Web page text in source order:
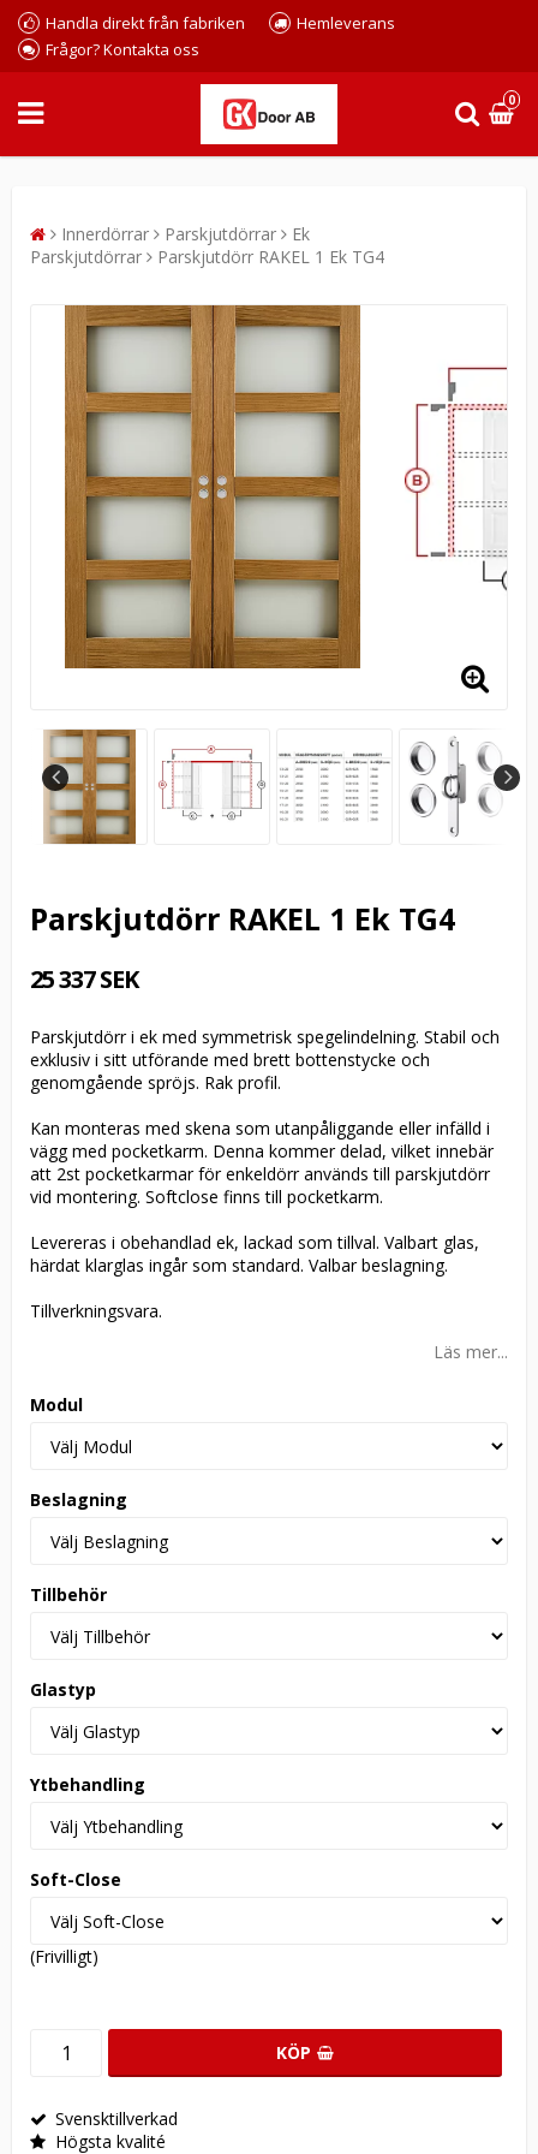
Handla direkt från fabriken
Hemleverans
Frågor? Kontakta oss
0
Innerdörrar Parskjutdörrar
Ek
Parskjutdörrar
Parskjutdörr RAKEL 1 Ek TG4
Parskjutdörr RAKEL 1 Ek TG4
25 337 SEK
Parskjutdörr i ek med symmetrisk spegelindelning. Stabil och
exklusiv i sitt utförande med brett bottenstycke och
genomgående spröjs. Rak profil.
Kan monteras med skena som utanpåliggande eller infälld i
vägg med pocketkarm. Denna kommer delad, vilket innebär
att 2st pocketkarmar för enkeldörr används till parskjutdörr
vid montering. Softclose finns till pocketkarm.
Levereras i obehandlad ek, lackad som tillval. Valbart glas,
härdat klarglas ingår som standard. Valbar beslagning.
Tillverkningsvara.
Läs mer...
Modul
Beslagning
Tillbehör
Glastyp
Ytbehandling
Soft-Close
(Frivilligt)
KÖP
Svensktillverkad
Högsta kvalité